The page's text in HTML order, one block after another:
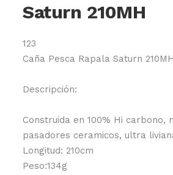
Saturn 210MH
123
Caña Pesca Rapala Saturn 210MH
Descripción:
Construida en 100% Hi carbono,
pasadores ceramicos, ultra
Longitud: 210cm
Peso:134g